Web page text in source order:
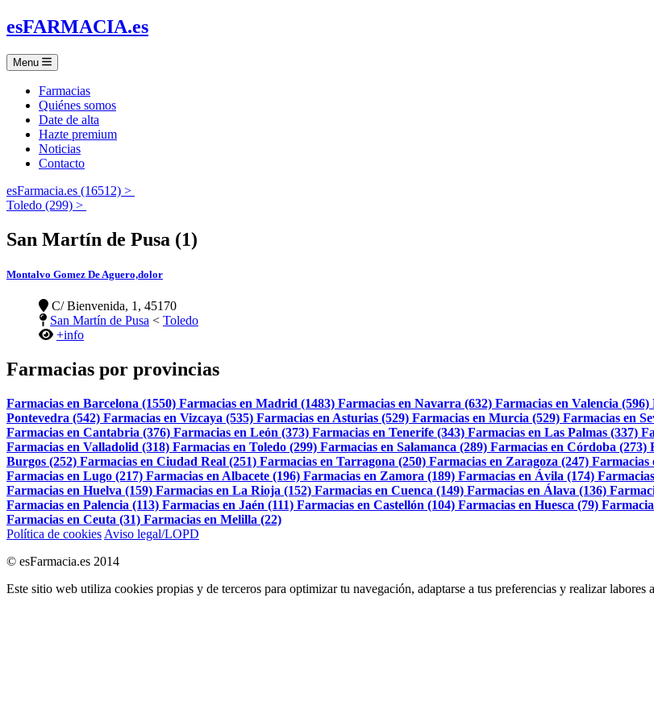
esFARMACIA.es
Menu
Farmacias
Quiénes somos
Date de alta
Hazte premium
Noticias
Contacto
esFarmacia.es (16512) >
Toledo (299) >
San Martín de Pusa (1)
Montalvo Gomez De Aguero,dolor
C/ Bienvenida, 1, 45170
San Martín de Pusa < Toledo
+info
Farmacias por provincias
Farmacias en Barcelona (1550) Farmacias en Madrid (1483) Farmacias en Navarra (632) Farmacias en Valencia (596)
Pontevedra (542) Farmacias en Vizcaya (535) Farmacias en Asturias (529) Farmacias en Murcia (529) Farmacias en
Farmacias en Cantabria (376) Farmacias en León (373) Farmacias en Tenerife (343) Farmacias en Las Palmas (337)
Farmacias en Valladolid (318) Farmacias en Toledo (299) Farmacias en Salamanca (289) Farmacias en Córdoba (273)
Burgos (252) Farmacias en Ciudad Real (251) Farmacias en Tarragona (250) Farmacias en Zaragoza (247) Farmacias
Farmacias en Lugo (217) Farmacias en Albacete (196) Farmacias en Zamora (189) Farmacias en Ávila (174)
Farmacias en Huelva (159) Farmacias en La Rioja (152) Farmacias en Cuenca (149) Farmacias en Álava (136)
Farmacias en Palencia (113) Farmacias en Jaén (111) Farmacias en Castellón (104) Farmacias en Huesca (79)
Farmacias en Ceuta (31) Farmacias en Melilla (22)
Política de cookies Aviso legal/LOPD
© esFarmacia.es 2014
Este sitio web utiliza cookies propias y de terceros para optimizar tu navegación, adaptarse a tus preferencias y realizar labores